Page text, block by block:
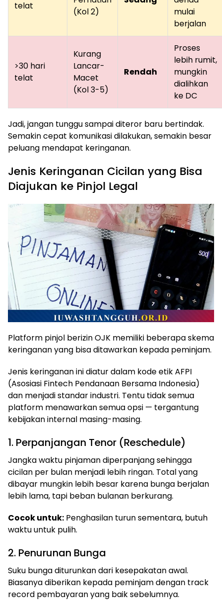
telat
(Kol 2)
mulai
berjalan
>30 hari
telat
Kurang
Lancar-
Macet
(Kol 3-5)
Rendah
Proses
lebih rumit,
mungkin
dialihkan
ke DC
Jadi, jangan tunggu sampai diteror baru bertindak.
Semakin cepat komunikasi dilakukan, semakin besar
peluang mendapat keringanan.
Jenis Keringanan Cicilan yang Bisa
Diajukan ke Pinjol Legal
Platform pinjol berizin OJK memiliki beberapa skema
keringanan yang bisa ditawarkan kepada peminjam.
Jenis keringanan ini diatur dalam kode etik AFPI
(Asosiasi Fintech Pendanaan Bersama Indonesia)
dan menjadi standar industri. Tentu tidak semua
platform menawarkan semua opsi — tergantung
kebijakan internal masing-masing.
1. Perpanjangan Tenor (Reschedule)
Jangka waktu pinjaman diperpanjang sehingga
cicilan per bulan menjadi lebih ringan. Total yang
dibayar mungkin lebih besar karena bunga berjalan
lebih lama, tapi beban bulanan berkurang.
Cocok untuk: Penghasilan turun sementara, butuh
waktu untuk pulih.
2. Penurunan Bunga
Suku bunga diturunkan dari kesepakatan awal.
Biasanya diberikan kepada peminjam dengan track
record pembayaran yang baik sebelumnya.